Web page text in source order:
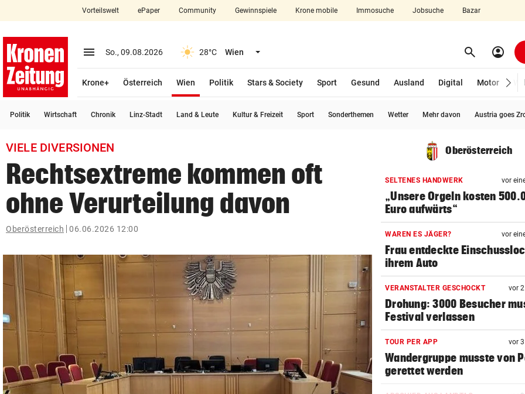
closeSchließen
account_circle Anmelden
arrow_right
bookmark
search
Suchbegriff
eingeben
© Krone Multimedia GmbH & Co KG 2026
Muthgasse 2, 1190 Wien
Vorteilswelt ePaper Community Gewinnspiele Krone mobile Immosuche Jobsuche Bazar
menu Menü aufklappen
So., 09.08.2026 28°C Wien Menü aufklappen search Suchen
account_circle
Krone+ Österreich Wien
Politik
Stars & Society Sport Gesund Ausland Digital Motor
Politik Wirtschaft Chronik Linz-Stadt Land & Leute Kultur & Freizeit Sport Sonderthemen Wetter Mehr davon Austria goes
VIELE DIVERSIONEN
Rechtsextreme kommen oft
ohne Verurteilung davon
Oberösterreich 06.06.2026 12:00
Oberösterreich
SELTENES HANDWERK vor
„Unsere Orgeln kosten
Euro aufwärts“
WAREN ES JÄGER? vor
Frau entdeckte
ihrem Auto
VERANSTALTER GESCHOCKT vor
Drohung: 3000 Besucher
Festival verlassen
TOUR PER APP vor
Wandergruppe musste von
gerettet werden